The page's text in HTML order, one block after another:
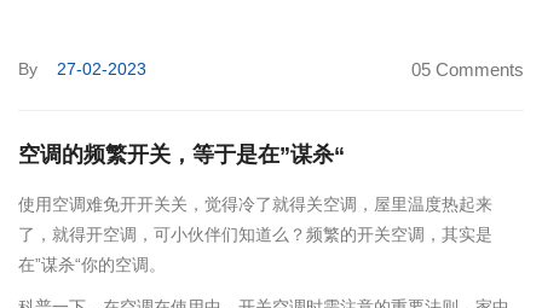
By 27-02-2023 05 Comments
空调的频繁开关，等于是在”谋杀“
使用空调难免开开关关，觉得冷了就得关空调，屋里温度热起来
了，就得开空调，可小伙伴们知道么？频繁的开关空调，其实是
在”谋杀“你的空调。